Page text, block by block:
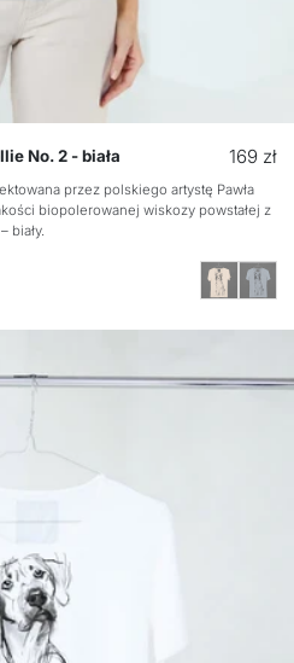
No. 2 - biała
Cena
169 zł
przez polskiego artystę Pawła
biopolerowanej wiskozy powstałej z
biały.